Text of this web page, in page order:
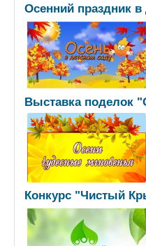
Осенний праздник в
Выставка поделок
Конкурс "Чистый